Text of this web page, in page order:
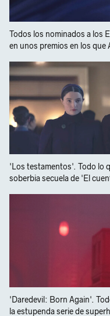
Todos los nominados a los
en unos premios en los que
'Los testamentos'. Todo lo
soberbia secuela de 'El
'Daredevil: Born Again'.
la estupenda serie de